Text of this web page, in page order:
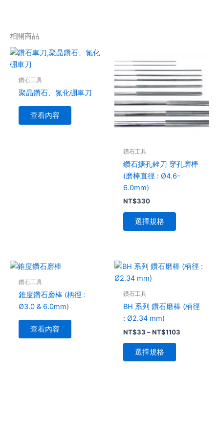
相關商品
鑽石工具
聚晶鑽石、氮化硼車刀
查看內容
鑽石工具
鑽石搪孔銼刀 穿孔磨棒
(磨棒直徑 : Ø4.6-
6.0mm)
NT$330
選擇規格
產
品
有
多
種
款
產
品
選
擇
鑽石工具
錐度鑽石磨棒 (柄徑 :
Ø3.0 & 6.0mm)
查看內容
鑽石工具
BH 系列 鑽石磨棒 (柄徑
: Ø2.34 mm)
NT$33 – NT$1103
價
格
到
選擇規格
此
有
款
可